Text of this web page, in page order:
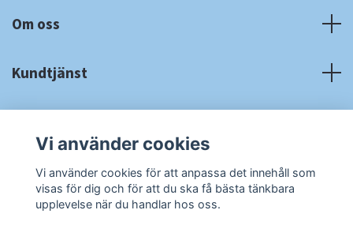
Om oss
Kundtjänst
Sociala medier
Vi använder cookies
Vi använder cookies för att anpassa det innehåll som
visas för dig och för att du ska få bästa tänkbara
upplevelse när du handlar hos oss.